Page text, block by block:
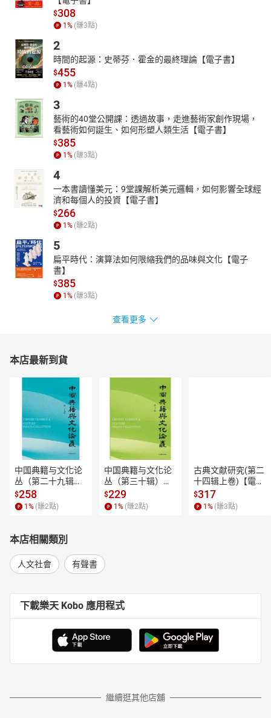
$308
1% (賺3點)
2
時間的起源：史蒂芬．霍金的最終理論【電子書】
$455
1% (賺4點)
3
藝術的40堂公開課：透過故事，走進藝術家創作現場，
看藝術如何誕生、如何形塑人類生活【電子書】
$385
1% (賺3點)
4
一本書讀懂美元：9堂課解析美元邏輯，如何影響全球經
濟和每個人的投資【電子書】
$266
1% (賺2點)
5
扁平時代：演算法如何限縮我們的品味與文化【電子
書】
$385
1% (賺3點)
查看更多
本店最新到貨
中国典籍与文化论
丛（第二十九辑）
【電子書】
$258
1 % (賺2點)
中国典籍与文化论
丛（第三十辑）
【電子書】
$229
1 % (賺2點)
古典文献研究(第二
十四辑上卷)【電子
書】
$317
1 % (賺3點)
本店相關類別
人文社會 有聲書
下載樂天 Kobo 應用程式
繼續逛其他店舖